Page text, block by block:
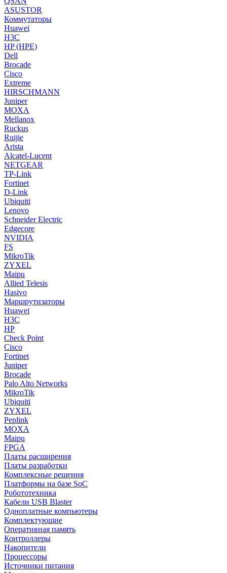
ASUSTOR
Коммутаторы
Huawei
H3C
HP (HPE)
Dell
Brocade
Cisco
Extreme
HIRSCHMANN
Juniper
MOXA
Mellanox
Ruckus
Ruijie
Arista
Alcatel-Lucent
NETGEAR
TP-Link
Fortinet
D-Link
Ubiquiti
Lenovo
Schneider Electric
Edgecore
NVIDIA
FS
MikroTik
ZYXEL
Maipu
Allied Telesis
Hasivo
Маршрутизаторы
Huawei
H3C
HP
Check Point
Cisco
Fortinet
Juniper
Brocade
Palo Alto Networks
MikroTik
Ubiquiti
ZYXEL
Peplink
MOXA
Maipu
FPGA
Платы расширения
Платы разработки
Комплексные решения
Платформы на базе SoC
Робототехника
Кабели USB Blaster
Одноплатные компьютеры
Комплектующие
Оперативная память
Контроллеры
Накопители
Процессоры
Источники питания